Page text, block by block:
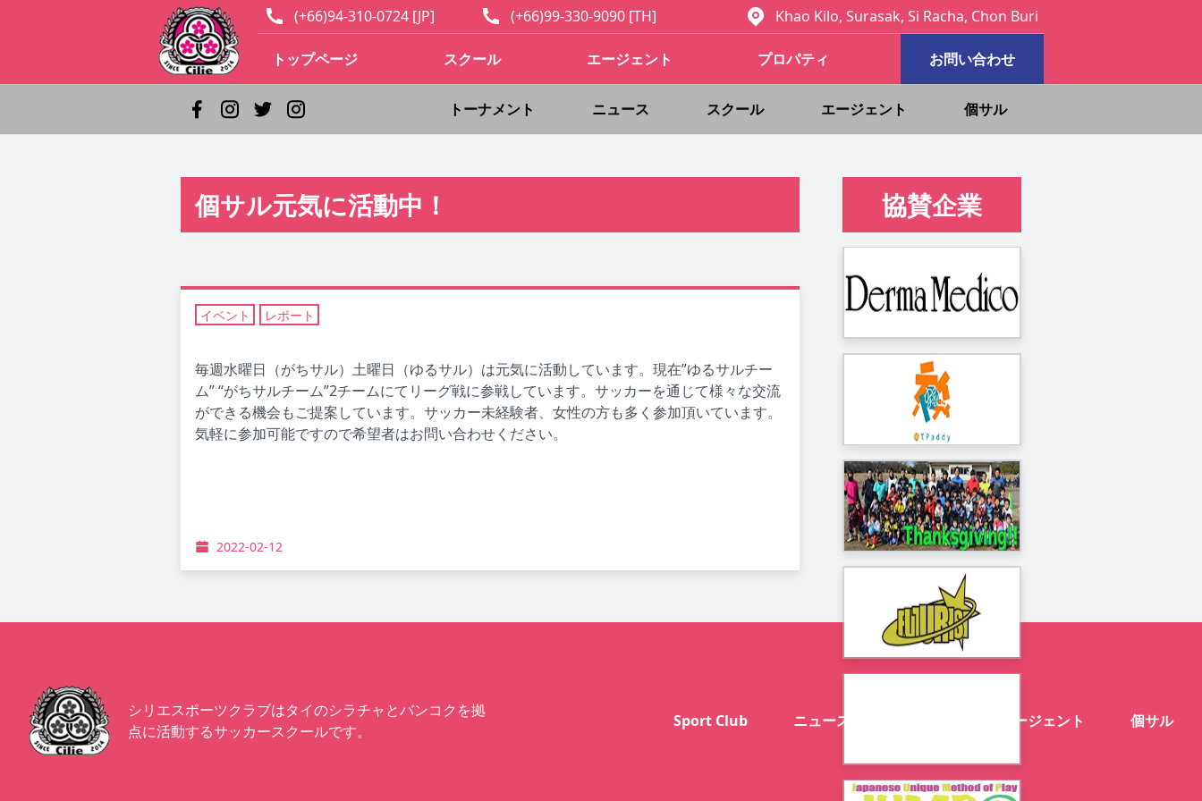
(+66)94-310-0724 [JP] (+66)99-330-9090 [TH] Khao Kilo, Surasak, Si Racha, Chon Buri
トップページ スクール エージェント プロパティ お問い合わせ
トーナメント ニュース スクール エージェント 個サル
個サル元気に活動中！
イベント レポート
毎週水曜日（がちサル）土曜日（ゆるサル）は元気に活動しています。現在”ゆるサルチー
ム” “がちサルチーム”2チームにてリーグ戦に参戦しています。サッカーを通じて様々な交流
ができる機会もご提案しています。サッカー未経験者、女性の方も多く参加頂いています。
気軽に参加可能ですので希望者はお問い合わせください。
2022-02-12
協賛企業
シリエスポーツクラブはタイのシラチャとバンコクを拠
点に活動するサッカースクールです。
Sport Club ニュース エージェント 個サル